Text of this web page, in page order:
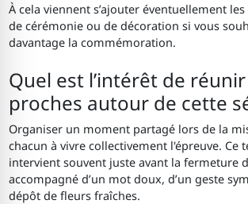
À cela viennent s’ajouter éventuellement
de cérémonie ou de décoration si vous
davantage la commémoration.
Quel est l’intérêt de
proches autour de cette
Organiser un moment partagé lors de la
chacun à vivre collectivement l'épreuve. Ce
intervient souvent juste avant la fermeture
accompagné d’un mot doux, d’un geste
dépôt de fleurs fraîches.